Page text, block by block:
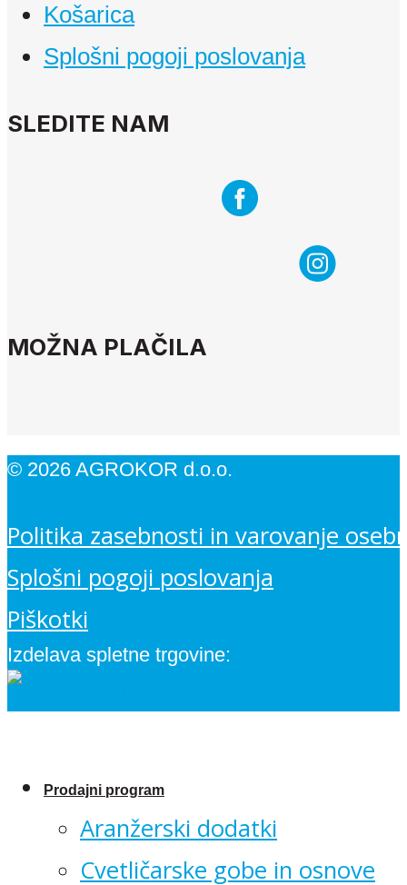
Košarica
Splošni pogoji poslovanja
SLEDITE NAM
MOŽNA PLAČILA
© 2026 AGROKOR d.o.o.
Politika zasebnosti in varovanje
Splošni pogoji poslovanja
Piškotki
Izdelava spletne trgovine:
Prodajni program
Aranžerski dodatki
Cvetličarske gobe in osnove